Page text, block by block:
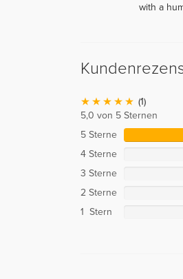
with a
(1)
5,0 von 5 Sternen
5 Sterne
4 Sterne
3 Sterne
2 Sterne
1 Stern